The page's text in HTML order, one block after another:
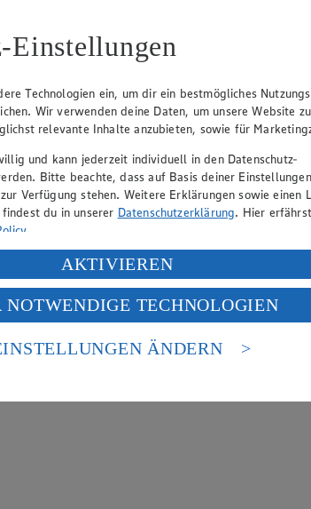
Einstellungen
Technologien ein, um dir ein bestmögliches
Wir verwenden deine Daten, um unsere Website zu
relevante Inhalte anzubieten, sowie für
und kann jederzeit individuell in den Datenschutz-
Bitte beachte, dass auf Basis deiner
Verfügung stehen. Weitere Erklärungen sowie einen
du in unserer Datenschutzerklärung. Hier
.
Daten in den USA durch Facebook und
willigst du im Sinne des Art. 49 Abs. 1 Satz 1 lit.
USA verarbeitet werden. Der EuGH sieht die USA als
nicht angemessenen Datenschutzniveau an. Es
amerikanische Behörden.
AKTIVIEREN
NOTWENDIGE TECHNOLOGIEN
ÄNDERN